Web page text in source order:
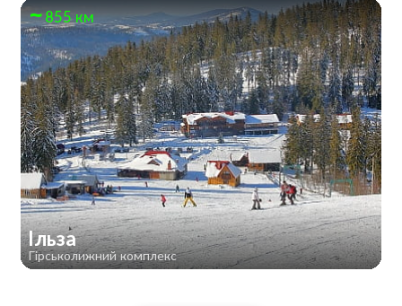
855 км
Ільза
Гірськолижний комплекс